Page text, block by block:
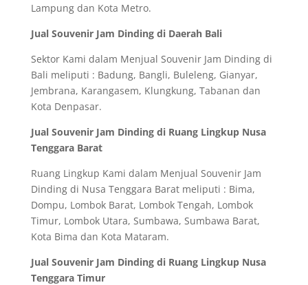
Lampung dan Kota Metro.
Jual Souvenir Jam Dinding di Daerah Bali
Sektor Kami dalam Menjual Souvenir Jam Dinding di
Bali meliputi : Badung, Bangli, Buleleng, Gianyar,
Jembrana, Karangasem, Klungkung, Tabanan dan
Kota Denpasar.
Jual Souvenir Jam Dinding di Ruang Lingkup Nusa
Tenggara Barat
Ruang Lingkup Kami dalam Menjual Souvenir Jam
Dinding di Nusa Tenggara Barat meliputi : Bima,
Dompu, Lombok Barat, Lombok Tengah, Lombok
Timur, Lombok Utara, Sumbawa, Sumbawa Barat,
Kota Bima dan Kota Mataram.
Jual Souvenir Jam Dinding di Ruang Lingkup Nusa
Tenggara Timur